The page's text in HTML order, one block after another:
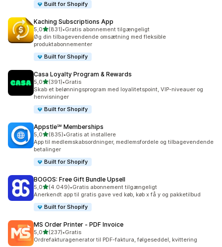
Built for Shopify
Kaching Subscriptions App
5,0ud af 5 stjerner
(831)
831 anmeldelser i alt
•Gratis abonnement tilgængeligt
Øg din tilbagevendende omsætning med fleksible
produktabonnementer
Built for Shopify
Casa Loyalty Program & Rewards
5,0ud af 5 stjerner
(391)
391 anmeldelser i alt
•Gratis
Skab et belønningsprogram med loyalitetspoint, VIP-niveauer og
henvisninger
Built for Shopify
Appstle℠ Memberships
5,0ud af 5 stjerner
(835)
835 anmeldelser i alt
•Gratis at installere
App til medlemskabsordninger, medlemsfordele og tilbagevendende
betalinger
Built for Shopify
BOGOS: Free Gift Bundle Upsell
5,0ud af 5 stjerner
(4.049)
4049 anmeldelser i alt
•Gratis abonnement tilgængeligt
Anerkendt app til gratis gave ved køb, køb x få y og pakketilbud
Built for Shopify
MS Order Printer ‑ PDF Invoice
5,0ud af 5 stjerner
(237)
237 anmeldelser i alt
•Gratis
Ordrefakturagenerator til PDF-faktura, følgeseddel, kvittering